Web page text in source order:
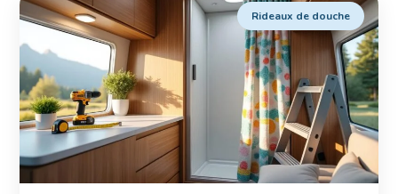
Rideaux de douche